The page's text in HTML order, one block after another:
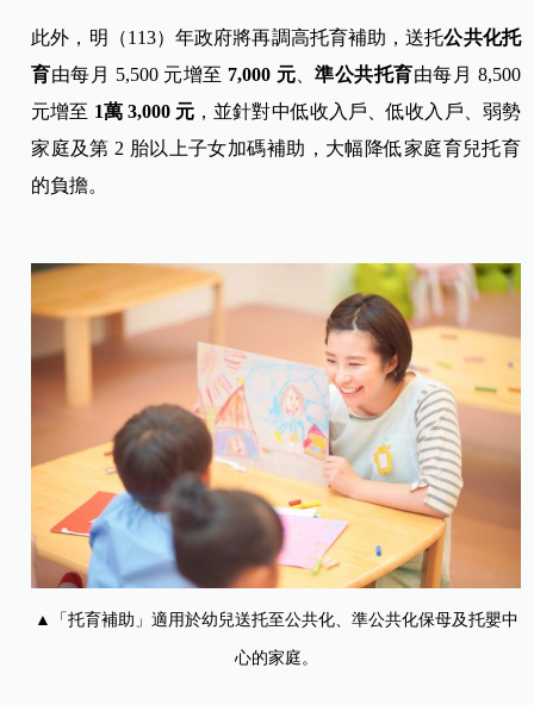
此外，明（113）年政府將再調高托育補助，送托公共化托
育由每月 5,500 元增至 7,000 元 、準公共托育由每月 8,500
元增至 1萬 3,000 元 ，並針對中低收入戶、低收入戶、弱勢
家庭及第 2 胎以上子女加碼補助，大幅降低家庭育兒托育
的負擔。
▲「托育補助」適用於幼兒送托至公共化、準公共化保母及托嬰中
心的家庭。